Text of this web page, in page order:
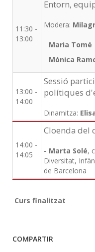
11:30 -
13:00
Entorn,
Modera:
Maria Tomé
Mónica
13:00 -
14:00
Sessió
polítiques
Dinamitza:
14:00 -
14:05
Cloenda del
- Marta Solé,
Diversitat,
de Barcelona
Curs finalitzat
COMPARTIR